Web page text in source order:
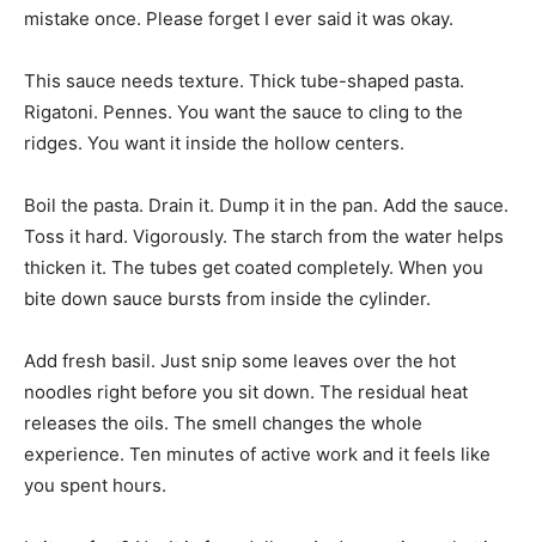
mistake once. Please forget I ever said it was okay.
This sauce needs texture. Thick tube-shaped pasta.
Rigatoni. Pennes. You want the sauce to cling to the
ridges. You want it inside the hollow centers.
Boil the pasta. Drain it. Dump it in the pan. Add the sauce.
Toss it hard. Vigorously. The starch from the water helps
thicken it. The tubes get coated completely. When you
bite down sauce bursts from inside the cylinder.
Add fresh basil. Just snip some leaves over the hot
noodles right before you sit down. The residual heat
releases the oils. The smell changes the whole
experience. Ten minutes of active work and it feels like
you spent hours.